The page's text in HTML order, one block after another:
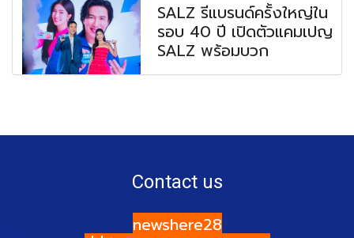
SALZ รีแบรนด์ครั้งใหญ่ใน
รอบ 40 ปี เปิดตัวแคมเปญ
SALZ พร้อมบวก
Contact us
newshere28